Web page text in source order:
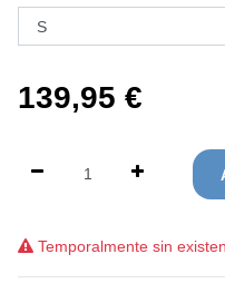
139,95 €
Temporalmente sin